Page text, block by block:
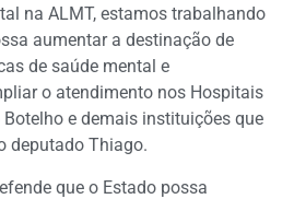
na ALMT, estamos trabalhando
aumentar a destinação de
de saúde mental e
o atendimento nos Hospitais
Botelho e demais instituições que
deputado Thiago.
que o Estado possa